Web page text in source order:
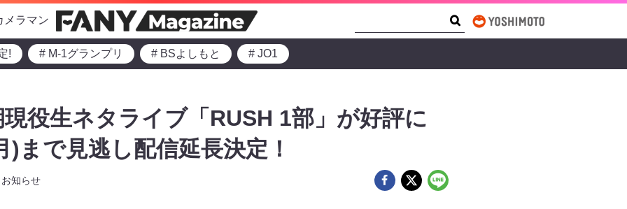
メラマン
! # M-1グランプリ # BSよしもと # JO1
役生ネタライブ「RUSH 1部」が好評に
)まで見逃し配信延長決定！
お知らせ